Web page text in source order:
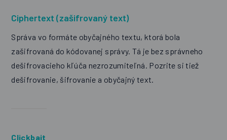
Ciphertext (zašifrovaný text)
Správa vo formáte obyčajného textu, ktorá bola
zašifrovaná do kódovanej správy. Tá je bez správneho
dešifrovacieho kľúča nezrozumiteľná. Pozrite si tiež
dešifrovanie, šifrovanie a obyčajný text.
Clickbait